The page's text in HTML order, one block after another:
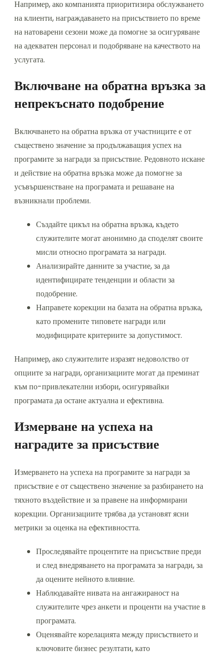
Например, ако компанията приоритизира обслужването
на клиенти, награждаването на присъствието по време
на натоварени сезони може да помогне за осигуряване
на адекватен персонал и подобряване на качеството на
услугата.
Включване на обратна връзка за
непрекъснато подобрение
Включването на обратна връзка от участниците е от
съществено значение за продължаващия успех на
програмите за награди за присъствие. Редовното искане
и действие на обратна връзка може да помогне за
усъвършенстване на програмата и решаване на
възникнали проблеми.
Създайте цикъл на обратна връзка, където
служителите могат анонимно да споделят своите
мисли относно програмата за награди.
Анализирайте данните за участие, за да
идентифицирате тенденции и области за
подобрение.
Направете корекции на базата на обратна връзка,
като промените типовете награди или
модифицирате критериите за допустимост.
Например, ако служителите изразят недоволство от
опциите за награди, организациите могат да преминат
към по-привлекателни избори, осигурявайки
програмата да остане актуална и ефективна.
Измерване на успеха на
наградите за присъствие
Измерването на успеха на програмите за награди за
присъствие е от съществено значение за разбирането на
тяхното въздействие и за правене на информирани
корекции. Организациите трябва да установят ясни
метрики за оценка на ефективността.
Проследявайте процентите на присъствие преди
и след внедряването на програмата за награди, за
да оцените нейното влияние.
Наблюдавайте нивата на ангажираност на
служителите чрез анкети и проценти на участие в
програмата.
Оценявайте корелацията между присъствието и
ключовите бизнес резултати, като